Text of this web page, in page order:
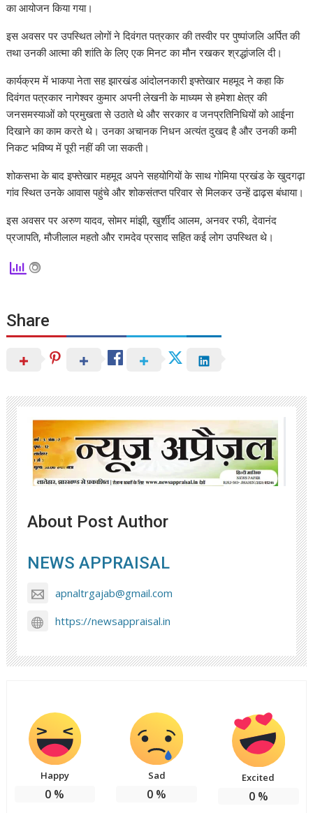
का आयोजन किया गया।
इस अवसर पर उपस्थित लोगों ने दिवंगत पत्रकार की तस्वीर पर पुष्पांजलि अर्पित की
तथा उनकी आत्मा की शांति के लिए एक मिनट का मौन रखकर श्रद्धांजलि दी।
कार्यक्रम में भाकपा नेता सह झारखंड आंदोलनकारी इफ्तेखार महमूद ने कहा कि
दिवंगत पत्रकार नागेश्वर कुमार अपनी लेखनी के माध्यम से हमेशा क्षेत्र की
जनसमस्याओं को प्रमुखता से उठाते थे और सरकार व जनप्रतिनिधियों को आईना
दिखाने का काम करते थे। उनका अचानक निधन अत्यंत दुखद है और उनकी कमी
निकट भविष्य में पूरी नहीं की जा सकती।
शोकसभा के बाद इफ्तेखार महमूद अपने सहयोगियों के साथ गोमिया प्रखंड के खुदगढ़ा
गांव स्थित उनके आवास पहुंचे और शोकसंतप्त परिवार से मिलकर उन्हें ढाढ़स बंधाया।
इस अवसर पर अरुण यादव, सोमर मांझी, खुर्शीद आलम, अनवर रफी, देवानंद
प्रजापति, मौजीलाल महतो और रामदेव प्रसाद सहित कई लोग उपस्थित थे।
Share
About Post Author
NEWS APPRAISAL
apnaltrgajab@gmail.com
https://newsappraisal.in
Happy
0 %
Sad
0 %
Excited
0%